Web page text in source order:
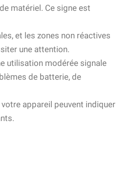
matériel. Ce signe est
et les zones non réactives
une attention.
utilisation modérée signale
de batterie, de
appareil peuvent indiquer